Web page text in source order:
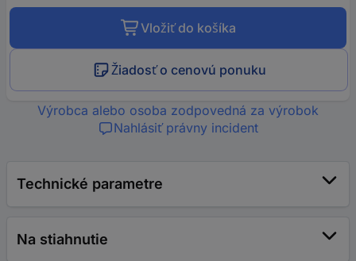
Vložiť do košíka
Žiadosť o cenovú ponuku
Výrobca alebo osoba zodpovedná za výrobok
Nahlásiť právny incident
Technické parametre
Na stiahnutie